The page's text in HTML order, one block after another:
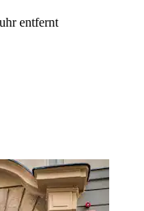
entfernt